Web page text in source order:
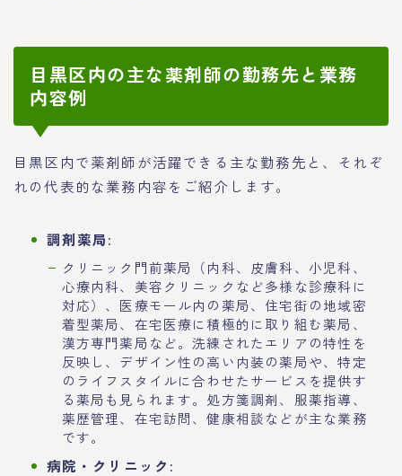
目黒区内の主な薬剤師の勤務先と業務
内容例
目黒区内で薬剤師が活躍できる主な勤務先と、それぞ
れの代表的な業務内容をご紹介します。
調剤薬局:
クリニック門前薬局（内科、皮膚科、小児科、
心療内科、美容クリニックなど多様な診療科に
対応）、医療モール内の薬局、住宅街の地域密
着型薬局、在宅医療に積極的に取り組む薬局、
漢方専門薬局など。洗練されたエリアの特性を
反映し、デザイン性の高い内装の薬局や、特定
のライフスタイルに合わせたサービスを提供す
る薬局も見られます。処方箋調剤、服薬指導、
薬歴管理、在宅訪問、健康相談などが主な業務
です。
病院・クリニック: